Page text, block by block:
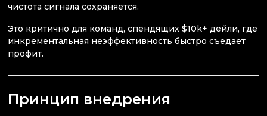
чистота сигнала сохраняется.
Это критично для команд, спендящих $10k+ дейли, где
инкрементальная неэффективность быстро съедает
профит.
Принцип внедрения